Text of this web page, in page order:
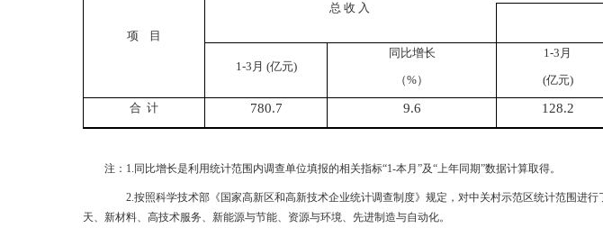
项 目
总 收 入
1-3 月 (亿元)
同比增长
（%）
1-3 月
(亿元)
合 计 780.7 9.6 128.2
注： 1. 同比增长是利用统计范围内调查单位填报的相关指标“1-本月”及“上年同期”数据计算取得。
2.按照科学技术部《国家高新区和高新技术企业统计调查制度》规定，对中关村示范区统计范围进
天、新材料、高技术服务、新能源与节能、资源与环境、先进制造与自动化。